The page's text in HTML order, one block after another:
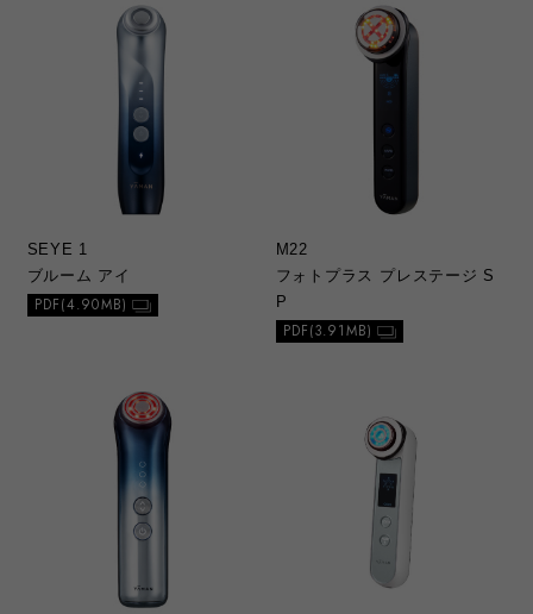
SEYE 1
ブルーム アイ
PDF(4.90MB)
M22
フォトプラス プレステージ S
P
PDF(3.91MB)